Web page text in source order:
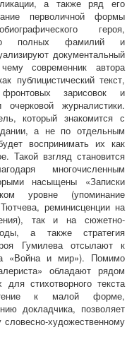
а также ряд его
перволичной формы
героя,
полных фамилий и
документальный
современник автора
публицистический текст,
зарисовок и
журналистики.
который знакомится с
а не по отдельным
воспринимать их как
Такой взгляд становится
многочисленным
насыщены «Записки
уровне (упоминание
реминисценции на
так и на сюжетно-
а также стратегия
Гумилева отсылают к
«Война и мир»). Помимо
обладают рядом
для стихотворного текста
к малой форме,
докладчика, позволяет
художественному